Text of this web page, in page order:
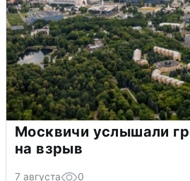
Москвичи услышали
на взрыв
7 августа 0